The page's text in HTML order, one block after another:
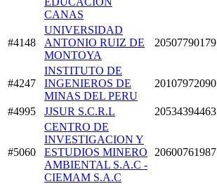
CANAS
#4148
UNIVERSIDAD
ANTONIO RUIZ DE
MONTOYA
20507790179
#4247
INSTITUTO DE
INGENIEROS DE
MINAS DEL PERU
20107972090
#4995 JJSUR S.C.R.L 20534394463
#5060
CENTRO DE
INVESTIGACION Y
ESTUDIOS MINERO
AMBIENTAL S.A.C -
CIEMAM S.A.C
20600761987